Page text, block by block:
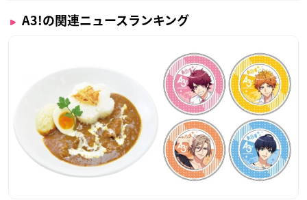
A3!の関連ニュースランキング